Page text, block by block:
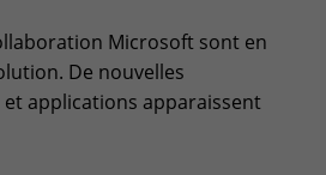
- Fr)
Microsoft sont en
De nouvelles
applications apparaissent